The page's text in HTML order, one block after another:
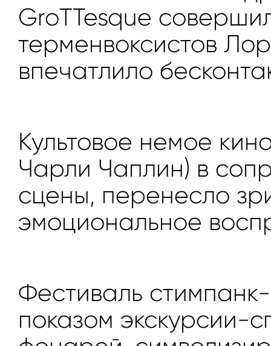
GroTTesque
терменвоксистов
впечатлило
Культовое немое
Чарли Чаплин) в
сцены, перенесло
эмоциональное
Фестиваль
показом экскурсии-